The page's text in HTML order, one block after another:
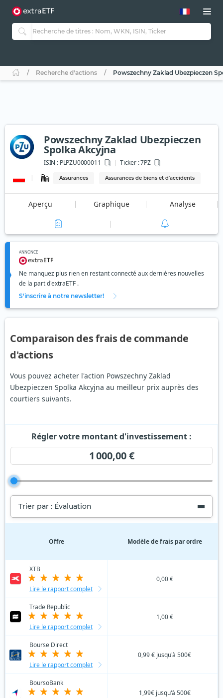
Recherche d'actions Powszechny Zaklad Ubezpieczen
Powszechny Zaklad Ubezpieczen
Spolka Akcyjna
ISIN :PLPZU0000011 Ticker :7PZ
Assurances Assurances de biens et d'accidents
Aperçu Graphique Analyse
ANNONCE
Ne manquez plus rien en restant connecté aux dernières nouvelles
de la part d'extraETF .
S'inscrire à notre newsletter!
Comparaison des frais de commande
d'actions
Vous pouvez acheter l'action Powszechny Zaklad
Ubezpieczen Spolka Akcyjna au meilleur prix auprès des
courtiers suivants.
Régler votre montant d'investissement :
1 000,00 €
Trier par : Évaluation
Offre Modèle de frais par ordre
XTB
Lire le rapport complet
0,00 €
Trade Republic
Lire le rapport complet
1,00 €
Bourse Direct
Lire le rapport complet
0,99 € jusqu'à 500€
BoursoBank
1,99€ jusqu'à 500€